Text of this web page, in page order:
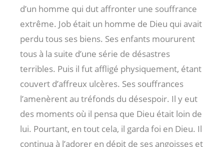
d’un homme qui dut affronter une souffrance
extrême. Job était un homme de Dieu qui avait
perdu tous ses biens. Ses enfants moururent
tous à la suite d’une série de désastres
terribles. Puis il fut affligé physiquement, étant
couvert d’affreux ulcères. Ses souffrances
l’amenèrent au tréfonds du désespoir. Il y eut
des moments où il pensa que Dieu était loin de
lui. Pourtant, en tout cela, il garda foi en Dieu. Il
continua à l’adorer en dépit de ses angoisses et